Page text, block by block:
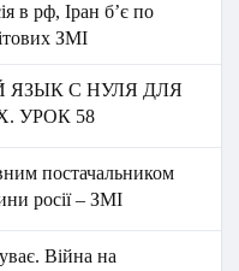
в рф, Іран б’є по
ЗМІ
ЯЗЫК C НУЛЯ ДЛЯ
УРОК 58
постачальником
росії – ЗМІ
Війна на